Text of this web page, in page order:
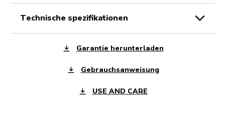
technische spezifikationen
Garantie herunterladen
Gebrauchsanweisung
USE AND CARE